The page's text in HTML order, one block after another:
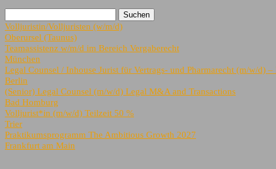
Volljuristin/Volljuristen (w/m/d)
Oberursel (Taunus)
Teamassistenz w/m/d im Bereich Vergaberecht
München
Legal Counsel / Inhouse Jurist für Vertrags- und Pharmarecht (m/w/d)
Berlin
(Senior) Legal Counsel (m/w/d) Legal M&A and Transactions
Bad Homburg
Volljurist*in (m/w/d) Teilzeit 50 %
Trier
Praktikumsprogramm The Ambitious Growth 2027
Frankfurt am Main